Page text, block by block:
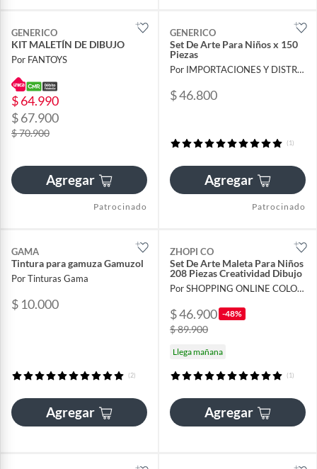
GENERICO
KIT MALETÍN DE DIBUJO
Por FANTOYS
$ 64.990
$ 67.900
$ 70.900
Agregar
Patrocinado
GENERICO
Set De Arte Para Niños x 150
Piezas
Por IMPORTACIONES Y DISTRIBUCIONES ROMAN S.A.S
$ 46.800
(1)
Agregar
Patrocinado
GAMA
Tintura para gamuza Gamuzol
Por Tinturas Gama
$ 10.000
(2)
Agregar
ZHOPI CO
Set De Arte Maleta Para Niños
208 Piezas Creatividad Dibujo
Por SHOPPING ONLINE COLOMBIA SAS
$ 46.900 -48%
$ 89.900
Llega mañana
(1)
Agregar